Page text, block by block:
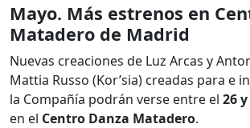
Mayo. Más estrenos en
Matadero de Madrid
Nuevas creaciones de Luz Arcas y
Mattia Russo (Kor’sia) creadas para e
la Compañía podrán verse entre el 26
en el Centro Danza Matadero.